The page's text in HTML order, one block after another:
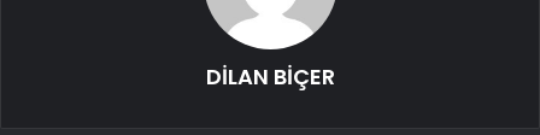
DİLAN BİÇER